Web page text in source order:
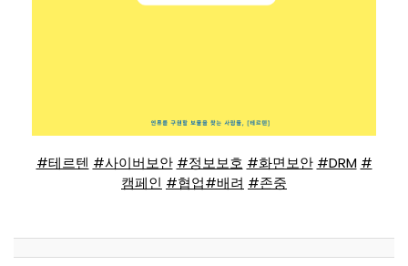
#테르텐 #사이버보안 #정보보호 #화면보안 #DRM #
캠페인 #협업#배려 #존중